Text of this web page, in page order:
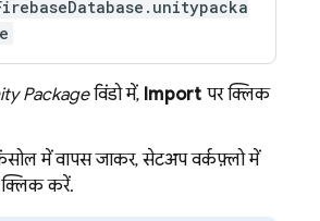
Packageविंडो में, Import पर क्लिक
में वापस जाकर, सेटअप वर्कफ़्लो में
करें.